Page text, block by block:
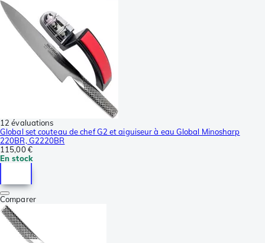
12 évaluations
Global set couteau de chef G2 et aiguiseur à eau Global Minosharp
220BR, G2220BR
115,00 €
En stock
Comparer